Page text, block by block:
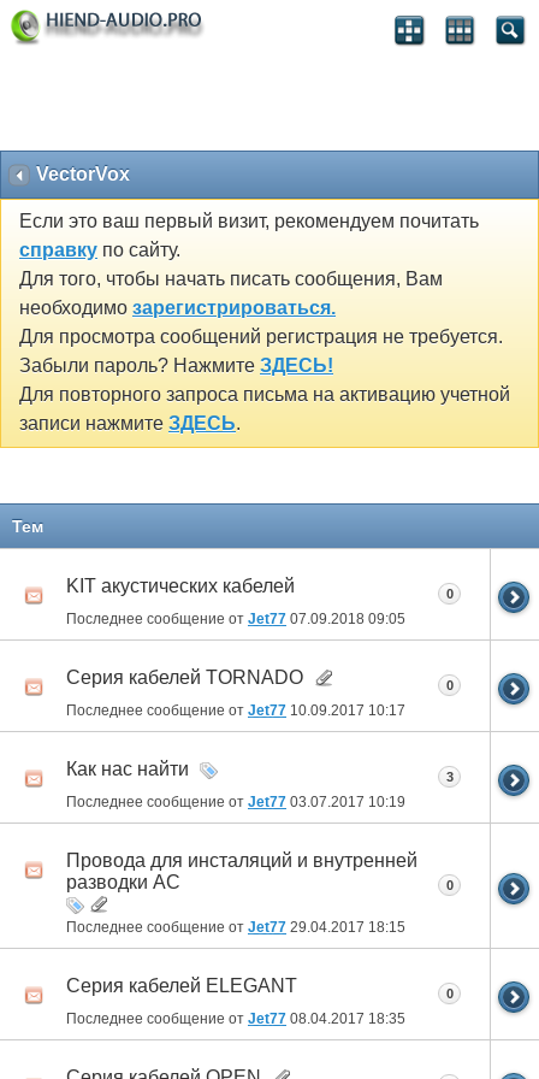
VectorVox
Если это ваш первый визит, рекомендуем почитать
справку по сайту.
Для того, чтобы начать писать сообщения, Вам
необходимо зарегистрироваться.
Для просмотра сообщений регистрация не требуется.
Забыли пароль? Нажмите ЗДЕСЬ!
Для повторного запроса письма на активацию учетной
записи нажмите ЗДЕСЬ.
Тем
KIT акустических кабелей
Последнее сообщение от Jet77 07.09.2018 09:05
0
Cерия кабелей TORNADO
Последнее сообщение от Jet77 10.09.2017 10:17
0
Как нас найти
Последнее сообщение от Jet77 03.07.2017 10:19
3
Провода для инсталяций и внутренней
разводки АС
Последнее сообщение от Jet77 29.04.2017 18:15
0
Серия кабелей ELEGANT
Последнее сообщение от Jet77 08.04.2017 18:35
0